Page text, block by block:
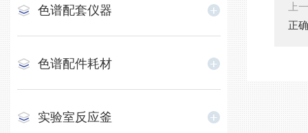
色谱配套仪器
色谱配件耗材
实验室反应釜
上
正